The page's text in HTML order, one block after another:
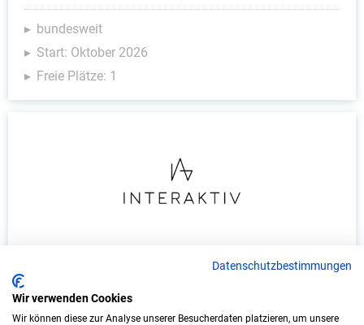
bundesweit
Start: Oktober 2026
Freie Plätze: 1
Duales Studium Informatik (B.Sc.) am
virtuellen Campus - Interaktiv GmbH
Interaktiv GmbH
Datenschutzbestimmungen
Wir verwenden Cookies
Wir können diese zur Analyse unserer Besucherdaten platzieren, um unsere